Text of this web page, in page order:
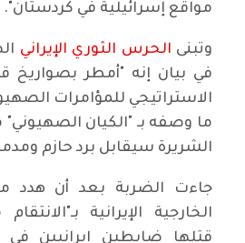
مواقع إسرائيلية في كردستان".
وتبنى الحرس الثوري الإيراني
في بيان إنه "أمطر بصواريخ
الاستراتيجي للمؤامرات
ما وصفه بـ "الكيان الصهيوني"
الشريرة سيقابل برد حازم
جاءت الضربة بعد أن هدد
الخارجية الإيرانية
قتلها ضابطين إيرانيين